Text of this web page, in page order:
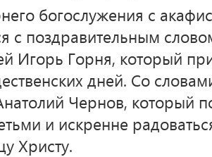
богослужения с
с поздравительным
Игорь Горня, который
дней. Со
Чернов, который
и искренне
Христу.